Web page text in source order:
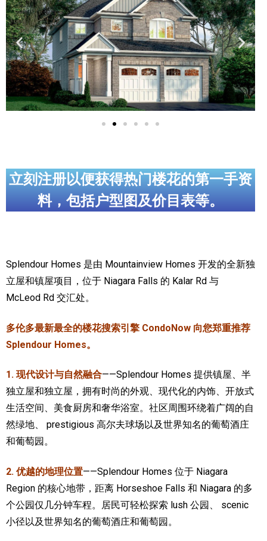
加拿大房地产网站
大多伦多教育网站
大多伦多医疗机构
加拿大银行贷款机构
地产杂谈
走近加拿大
加拿大的历史文化
加拿大社会保险系统
安大略省免费医疗保险
吃货眼中的加拿大地图
立刻注册以便获得热门楼花的第一手资
料，包括户型图及价目表等。
Splendour Homes 是由 Mountainview Homes 开发的全新独
立屋和镇屋项目，位于 Niagara Falls 的 Kalar Rd 与
McLeod Rd 交汇处。
多伦多最新最全的楼花搜索引擎 CondoNow 向您郑重推荐
Splendour Homes。
1. 现代设计与自然融合——Splendour Homes 提供镇屋、半
独立屋和独立屋，拥有时尚的外观、现代化的内饰、开放式
生活空间、美食厨房和奢华浴室。社区周围环绕着广阔的自
然绿地、 prestigious 高尔夫球场以及世界知名的葡萄酒庄
和葡萄园。
2. 优越的地理位置——Splendour Homes 位于 Niagara
Region 的核心地带，距离 Horseshoe Falls 和 Niagara 的多
个公园仅几分钟车程。居民可轻松探索 lush 公园、 scenic
小径以及世界知名的葡萄酒庄和葡萄园。